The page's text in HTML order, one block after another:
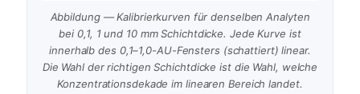
Abbildung — Kalibrierkurven für denselben Analyten
bei 0,1, 1 und 10 mm Schichtdicke. Jede Kurve ist
innerhalb des 0,1–1,0-AU-Fensters (schattiert) linear.
Die Wahl der richtigen Schichtdicke ist die Wahl, welche
Konzentrationsdekade im linearen Bereich landet.